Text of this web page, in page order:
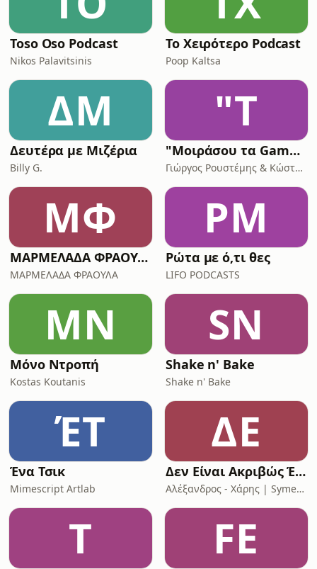
Toso Oso Podcast
Nikos Palavitsinis
Το Xειρότερο Podcast
Poop Kaltsa
ΔΜ
Δευτέρα με Μιζέρια
Billy G.
"Τ
"Μοιράσου τα Games σου" by Press2Join
Γιώργος Ρουστέμης & Κώστας Σακελλαρίου
ΜΦ
ΜΑΡΜΕΛΑΔΑ ΦΡΑΟΥΛΑ
ΜΑΡΜΕΛΑΔΑ ΦΡΑΟΥΛΑ
ΡΜ
Ρώτα με ό,τι θες
LIFO PODCASTS
ΜΝ
Μόνο Ντροπή
Kostas Koutanis
SN
Shake n' Bake
Shake n' Bake
ΈΤ
Ένα Τσικ
Mimescript Artlab
ΔΕ
Δεν Είναι Ακριβώς Έτσι
Αλέξανδρος - Χάρης | Symeo Sound Lab
Τ FE